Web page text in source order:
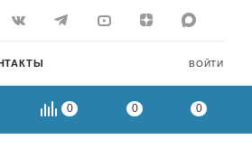
ВОЙТИ
0 0 0